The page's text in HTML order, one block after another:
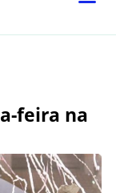
feira na